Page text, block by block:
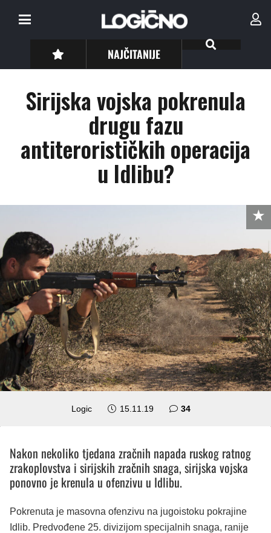
NAJČITANIJE
Sirijska vojska pokrenula
drugu fazu
antiterorističkih operacija
u Idlibu?
Logic 15.11.19 34komentara
Nakon nekoliko tjedana zračnih napada ruskog ratnog
zrakoplovstva i sirijskih zračnih snaga, sirijska vojska
ponovno je krenula u ofenzivu u Idlibu.
Pokrenuta je masovna ofenzivu na jugoistoku pokrajine
Idlib. Predvođene 25. divizijom specijalnih snaga, ranije